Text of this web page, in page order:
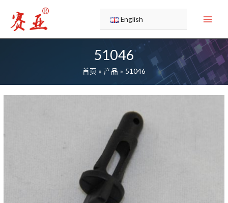
容
English
51046
首页 产品 51046